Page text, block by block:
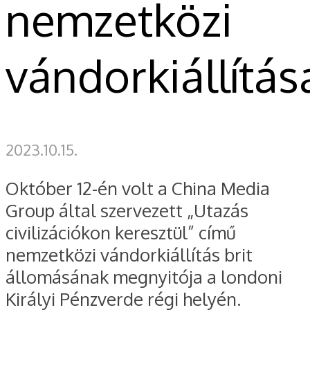
nemzetközi
2023.10.15.
Október 12-én volt a China Media
Group által szervezett „Utazás
civilizációkon keresztül” című
nemzetközi vándorkiállítás brit
állomásának megnyitója a londoni
Királyi Pénzverde régi helyén.